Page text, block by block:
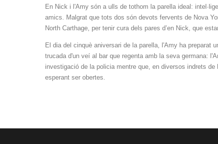
En Nick i l'Amy són a ulls de tothom la parella ideal:
amics. Malgrat que tots dos són devots fervents de Nova
North Carthage, per tenir cura dels pares d’en Nick, que
El dia del cinquè aniversari de la parella, l'Amy ha preparat
trucada d'un veí al bar que regenta amb la seva germana:
investigació de la policia mentre que, en diversos indrets
esperant ser obertes.